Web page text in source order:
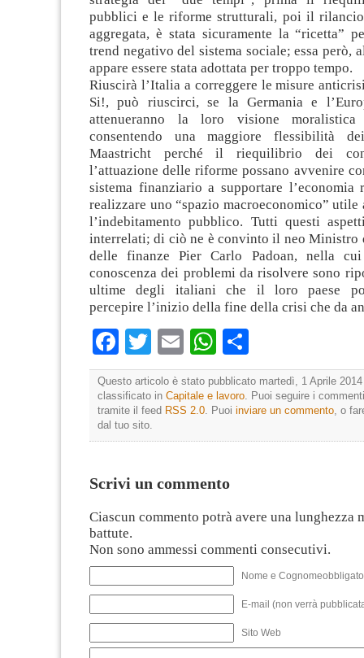
pubblici e le riforme strutturali, poi il rilancio
aggregata, è stata sicuramente la “ricetta”
trend negativo del sistema sociale; essa però,
appare essere stata adottata per troppo tempo.
Riuscirà l’Italia a correggere le misure
Si!, può riuscirci, se la Germania e
attenueranno la loro visione moralistica
consentendo una maggiore flessibilità
Maastricht perché il riequilibrio dei
l’attuazione delle riforme possano avvenire
sistema finanziario a supportare
realizzare uno “spazio macroeconomico”
l’indebitamento pubblico. Tutti questi
interrelati; di ciò ne è convinto il neo Ministro
delle finanze Pier Carlo Padoan, nella cui
conoscenza dei problemi da risolvere sono
ultime degli italiani che il loro paese
percepire l’inizio della fine della crisi che da
Facebook
TwitterEmailWhatsApp
Questo articolo è stato pubblicato martedì, 1 Aprile
classificato in Capitale e lavoro. Puoi seguire i
tramite il feed RSS 2.0. Puoi inviare un commento, o
dal tuo sito.
Scrivi un commento
Ciascun commento potrà avere una lunghezza
battute.
Non sono ammessi commenti consecutivi.
Nome e
E-mail (non verrà
Sito Web